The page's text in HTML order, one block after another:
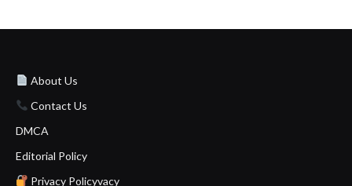
About Us
Contact Us
DMCA
Editorial Policy
Privacy Policyvacy